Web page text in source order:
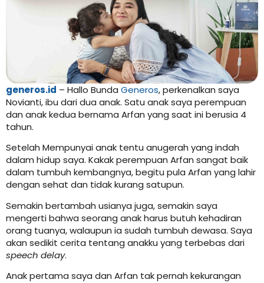
generos.id – Hallo Bunda Generos, perkenalkan saya
Novianti, ibu dari dua anak. Satu anak saya perempuan
dan anak kedua bernama Arfan yang saat ini berusia 4
tahun.
Setelah Mempunyai anak tentu anugerah yang indah
dalam hidup saya. Kakak perempuan Arfan sangat baik
dalam tumbuh kembangnya, begitu pula Arfan yang lahir
dengan sehat dan tidak kurang satupun.
Semakin bertambah usianya juga, semakin saya
mengerti bahwa seorang anak harus butuh kehadiran
orang tuanya, walaupun ia sudah tumbuh dewasa. Saya
akan sedikit cerita tentang anakku yang terbebas dari
speech delay.
Anak pertama saya dan Arfan tak pernah kekurangan